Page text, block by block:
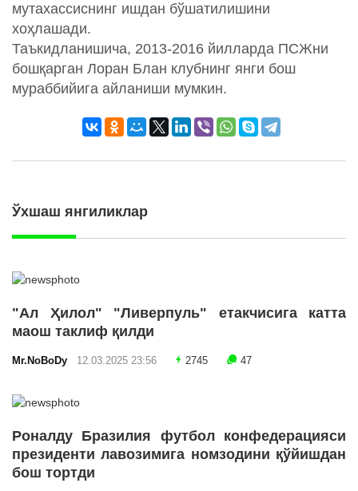
мутахассиснинг ишдан бўшатилишини
хоҳлашади.
Таъкидланишича, 2013-2016 йилларда ПСЖни
бошқарган Лоран Блан клубнинг янги бош
мураббийига айланиши мумкин.
Ўхшаш янгиликлар
"Ал Ҳилол" "Ливерпуль" етакчисига катта
маош таклиф қилди
Mr.NoBoDy 12.03.2025 23:56 2745 47
Роналду Бразилия футбол конфедерацияси
президенти лавозимига номзодини қўйишдан
бош тортди